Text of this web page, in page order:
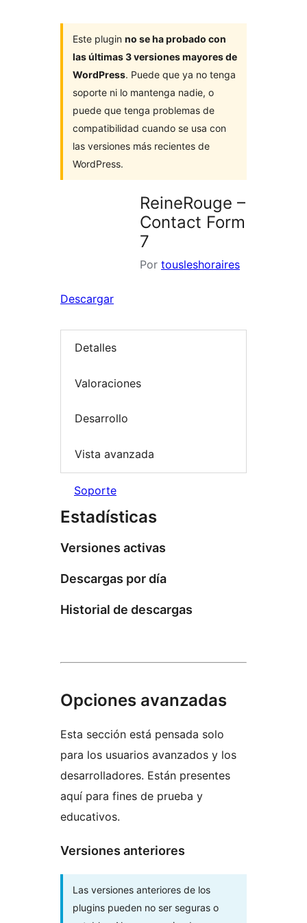
Este plugin no se ha probado con
las últimas 3 versiones mayores de
WordPress. Puede que ya no tenga
soporte ni lo mantenga nadie, o
puede que tenga problemas de
compatibilidad cuando se usa con
las versiones más recientes de
WordPress.
ReineRouge –
Contact Form
7
Por tousleshoraires
Descargar
Detalles
Valoraciones
Desarrollo
Vista avanzada
Soporte
Estadísticas
Versiones activas
Descargas por día
Historial de descargas
Opciones avanzadas
Esta sección está pensada solo
para los usuarios avanzados y los
desarrolladores. Están presentes
aquí para fines de prueba y
educativos.
Versiones anteriores
Las versiones anteriores de los
plugins pueden no ser seguras o